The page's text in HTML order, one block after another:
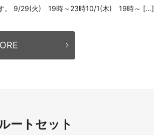
す。 9/29(火) 19時～23時10/1(木) 19時～ […]
ートセット